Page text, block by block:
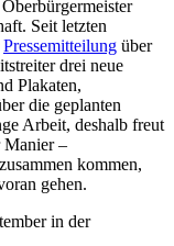
Seit letzten
Pressemitteilung über
drei neue
Plakaten,
die geplanten
Arbeit, deshalb freut
Manier –
kommen,
gehen.
in der